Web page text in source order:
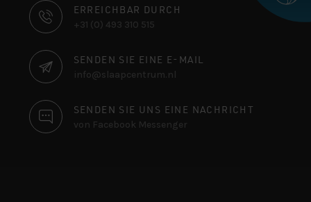
KONTAKTINFORMATIONEN
ERREICHBAR DURCH
+31 (0) 493 310 515
SENDEN SIE EINE E-MAIL
info@slaapcentrum.nl
SENDEN SIE UNS EINE NACHRICHT
von Facebook Messenger